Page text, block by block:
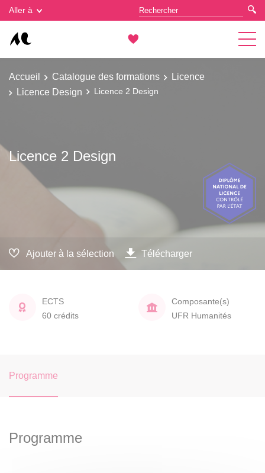
Aller à
Accueil Catalogue des formations
Licence
Licence Design
Licence 2 Design
Licence 2 Design
Ajouter à la sélection Télécharger
ECTS
60 crédits
Composante(s)
UFR Humanités
Programme
Programme
Gestion des cookies